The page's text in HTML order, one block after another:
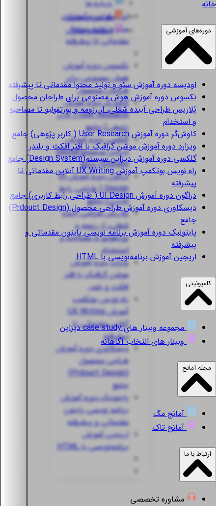
اودیسهدوره آموزش
سئو و تولید محتوا
مقدماتی تا پیشرفته
نکسوسدوره آموزش
هوش مصنوعی برای
طراحان محصول
کاوش‌گردوره آموزش
User Research ( کاربر
پژوهی) جامع
گلکسیدوره آموزش
دیزاین سیستم(Design
System) جامع
دراگون
دوره آموزش UI
Design ( طراحی رابط
کاربری) جامع
پُلاریسطراحی آینده
شغلی، از رزومه و
پورتفولیو تا مصاحبه و
استخدام
ویزارددوره آموزش
موشن گرافیک با افتر
افکت و بلندر
راه نویسبوتکمپ
آموزش UX Writing
آنلاین مقدماتی تا
پیشرفته
دیسکاوریدوره آموزش
طراحی محصول
جامع
پایتونیکدوره آموزش
برنامه نویسی پایتون
مقدماتی و پیشرفته
اریجینآموزش
برنامه‌نویسی با HTML
درباره ما
قوانین و مقررات
استعلام مدارک
خانه
دوره‌های آموزشی
اودیسهدوره آموزش سئو و تولید محتوا مقدماتی تا پیشرفته
نکسوسدوره آموزش هوش مصنوعی برای طراحان محصول
پُلاریسطراحی آینده شغلی، از رزومه و پورتفولیو تا مصاحبه
و استخدام
کاوش‌گردوره آموزش User Research ( کاربر پژوهی) جامع
ویزارددوره آموزش موشن گرافیک با افتر افکت و بلندر
گلکسیدوره آموزش دیزاین سیستم(Design System) جامع
راه نویس
بوتکمپ آموزش UX Writing آنلاین مقدماتی تا
پیشرفته
دراگوندوره آموزش UI Design ( طراحی رابط کاربری) جامع
دیسکاوری
دوره آموزش طراحی محصول (Prdouct Design)
جامع
پایتونیکدوره آموزش برنامه نویسی پایتون مقدماتی و
پیشرفته
اریجینآموزش برنامه‌نویسی با HTML
کامیونیتی
مجموعه وبینار های case study دیزاین
وبینار های انتخاب آگاهانه
مجله آمانج
آمانج مگ
آمانج تاک
ارتباط با ما
مشاوره تخصصی